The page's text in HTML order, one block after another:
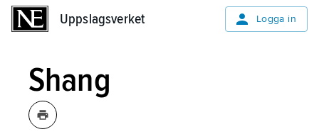
Uppslagsverket Logga in
Shang